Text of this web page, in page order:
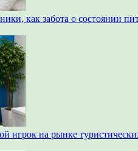
как забота о состоянии
игрок на рынке